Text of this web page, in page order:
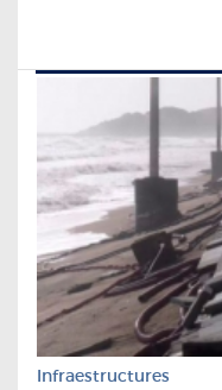
Infraestructures